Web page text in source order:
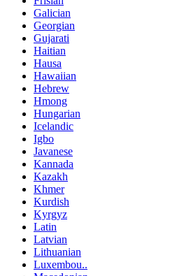
Galician
Georgian
Gujarati
Haitian
Hausa
Hawaiian
Hebrew
Hmong
Hungarian
Icelandic
Igbo
Javanese
Kannada
Kazakh
Khmer
Kurdish
Kyrgyz
Latin
Latvian
Lithuanian
Luxembou..